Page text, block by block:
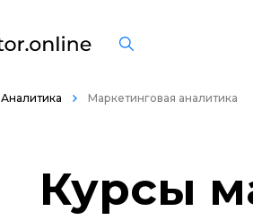
Аналитика
Маркетинговая аналитика
Курсы